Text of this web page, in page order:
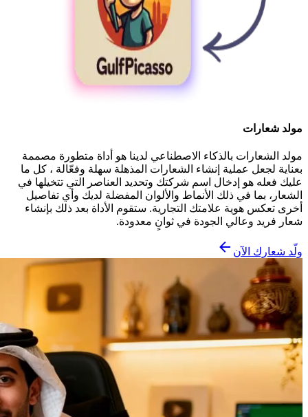
مولد شعارات
مولد الشعارات بالذكاء الاصطناعي لدينا هو أداة متطورة مصممة
بعناية لجعل عملية إنشاء الشعارات المذهلة سهلة وفعّالة ، كل ما
عليك فعله هو إدخال اسم شركتك وتحديد العناصر التي تتخيلها في
الشعار، بما في ذلك الأنماط والألوان المفضلة لديك وأي تفاصيل
أخرى تعكس هوية علامتك التجارية. ستقوم الأداة بعد ذلك بإنشاء
شعار فريد وعالي الجودة في ثوانٍ معدودة.
ولّد شعارك الآن